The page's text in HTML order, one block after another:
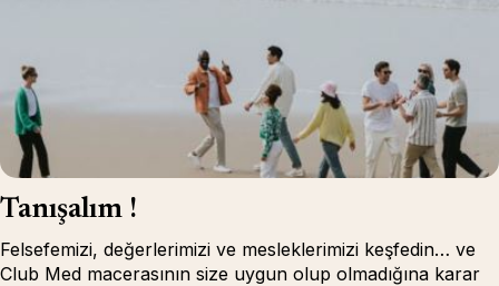
Tanışalım !
Felsefemizi, değerlerimizi ve mesleklerimizi keşfedin… ve
Club Med macerasının size uygun olup olmadığına karar